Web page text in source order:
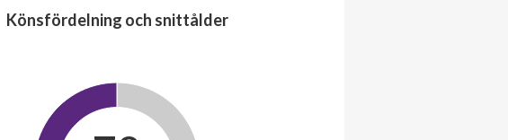
Könsfördelning och snittålder